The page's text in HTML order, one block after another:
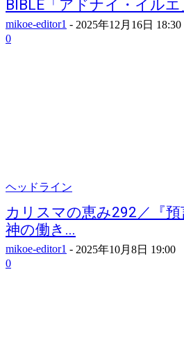
BIBLE「アドナイ・イルエ
mikoe-editor1 - 2025年12月16日 18:30
0
ヘッドライン
カリスマの恵み292／『
神の働き...
mikoe-editor1 - 2025年10月8日 19:00
0